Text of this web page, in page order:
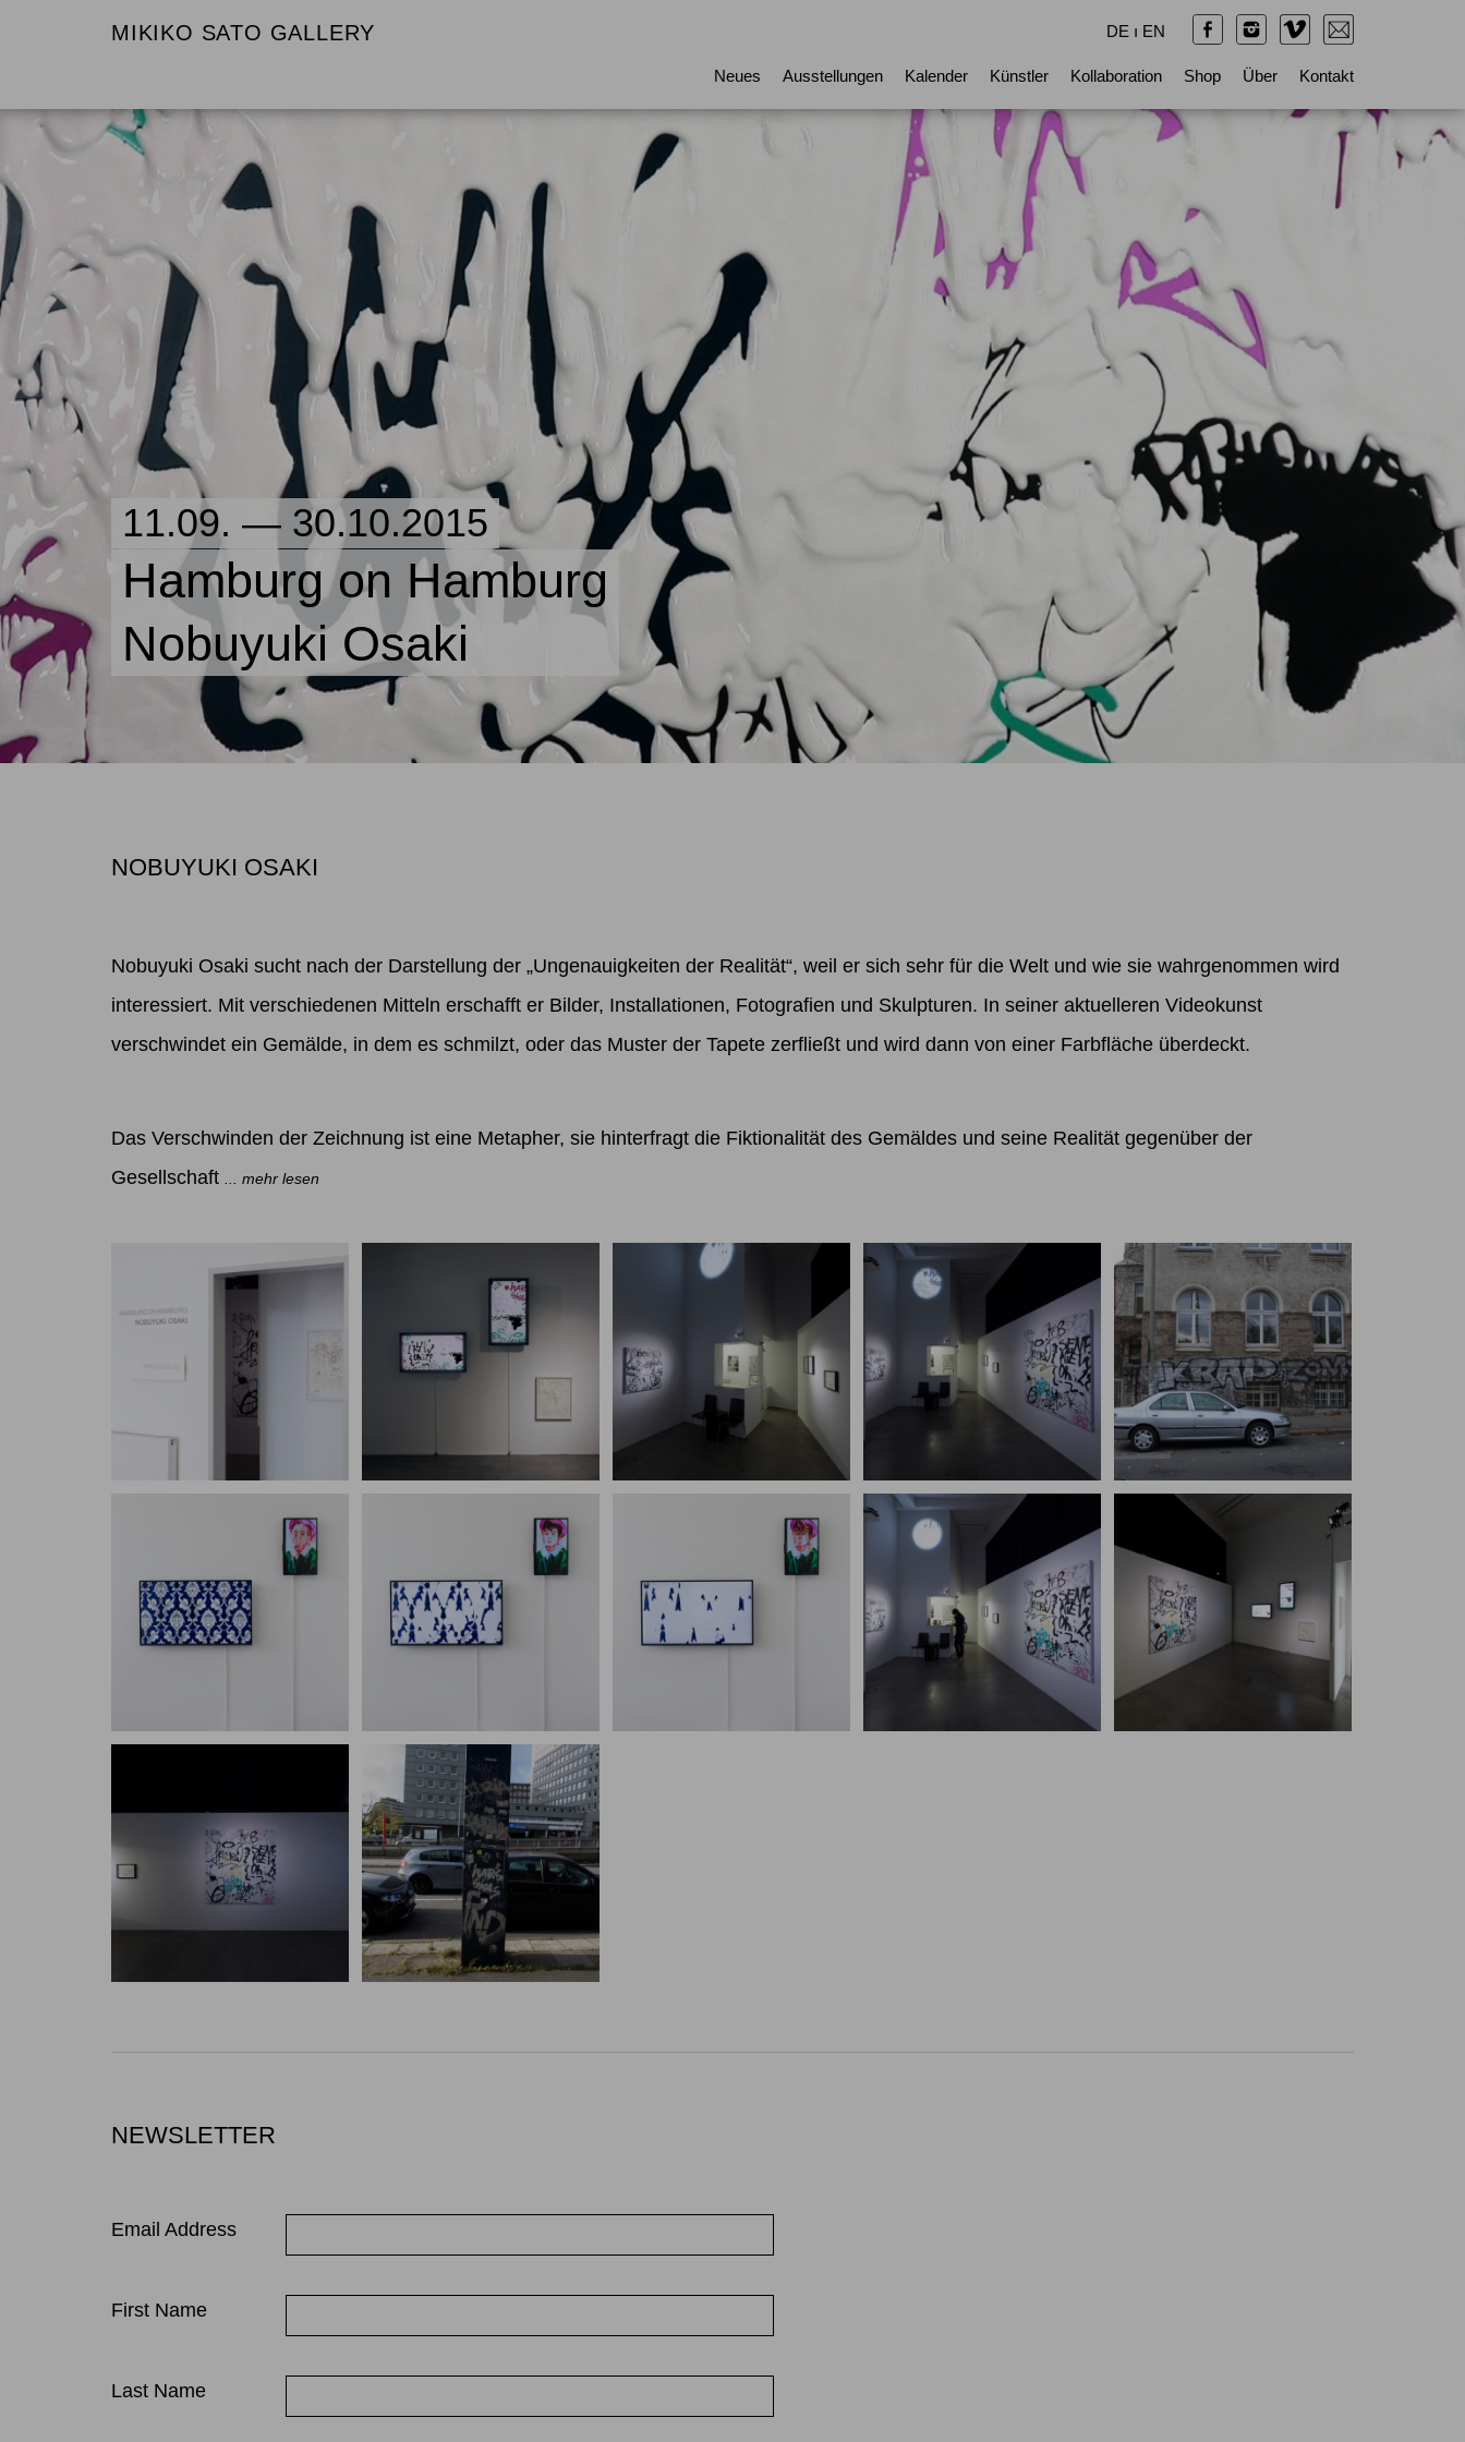
MIKIKO SATO GALLERY
Neues Ausstellungen Kalender Künstler Kollaboration Shop Über Kontakt
DE ı EN
11.09. — 30.10.2015
Hamburg on Hamburg
Nobuyuki Osaki
NOBUYUKI OSAKI
Nobuyuki Osaki sucht nach der Darstellung der „Ungenauigkeiten der Realität“, weil er sich sehr für die Welt und wie sie wahrgenommen wird
interessiert. Mit verschiedenen Mitteln erschafft er Bilder, Installationen, Fotografien und Skulpturen. In seiner aktuelleren Videokunst
verschwindet ein Gemälde, in dem es schmilzt, oder das Muster der Tapete zerfließt und wird dann von einer Farbfläche überdeckt.
Das Verschwinden der Zeichnung ist eine Metapher, sie hinterfragt die Fiktionalität des Gemäldes und seine Realität gegenüber der
Gesellschaft
... mehr lesen
NEWSLETTER
Email Address
First Name
Last Name